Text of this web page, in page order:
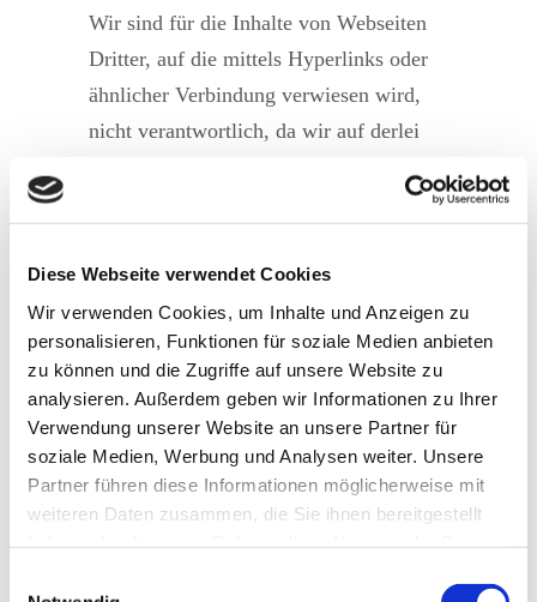
Diese Webseite verwendet Cookies
Wir verwenden Cookies, um Inhalte und Anzeigen zu
personalisieren, Funktionen für soziale Medien anbieten
zu können und die Zugriffe auf unsere Website zu
analysieren. Außerdem geben wir Informationen zu Ihrer
Verwendung unserer Website an unsere Partner für
soziale Medien, Werbung und Analysen weiter. Unsere
Partner führen diese Informationen möglicherweise mit
weiteren Daten zusammen, die Sie ihnen bereitgestellt
Wir sind für die Inhalte von Webseiten
Dritter, auf die mittels Hyperlinks oder
ähnlicher Verbindung verwiesen wird,
nicht verantwortlich, da wir auf derlei
Inhalte der verlinkten Seiten ist stets der
Seiten verantwortlich. Die verlinkten
Seiten wurden zum Zeitpunkt der
Verlinkung auf mögliche Rechtsverstöße
überprüft. Rechtswidrige Inhalte waren
zum Zeitpunkt der Verlinkung nicht
erkennbar. Eine permanente inhaltliche
Kontrolle der verlinkten Seiten ist ohne
konkrete Anhaltspunkte einer